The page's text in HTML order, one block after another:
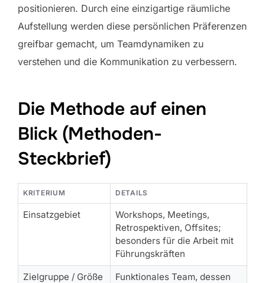
positionieren. Durch eine einzigartige räumliche
Aufstellung werden diese persönlichen Präferenzen
greifbar gemacht, um Teamdynamiken zu
verstehen und die Kommunikation zu verbessern.
Die Methode auf einen
Blick (Methoden-
Steckbrief)
KRITERIUM DETAILS
Einsatzgebiet
Workshops, Meetings,
Retrospektiven, Offsites;
besonders für die Arbeit mit
Führungskräften
Zielgruppe / Größe
Funktionales Team, dessen